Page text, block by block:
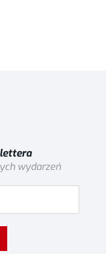
wydarzeń